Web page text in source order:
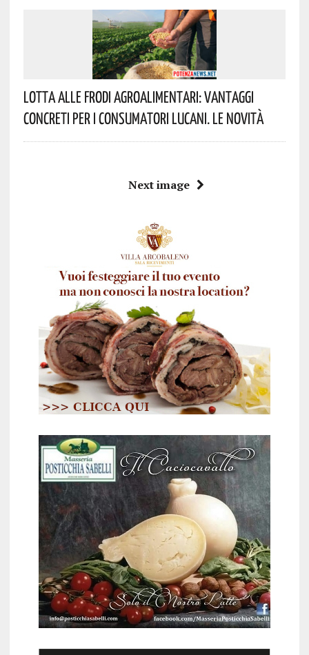
Lotta Alle Frodi Agroalimentari: Vantaggi
Concreti Per I Consumatori Lucani. Le Novità
Next image